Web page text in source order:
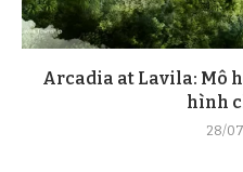
Arcadia at Lavila: Mô
hình
28/